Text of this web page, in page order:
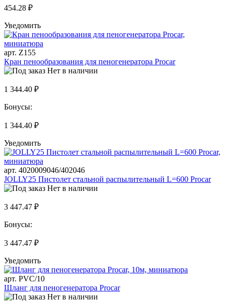
454.28 ₽
Уведомить
арт. Z155
Кран пенообразования для пеногенератора Procar
Нет в наличии
1 344.40 ₽
Бонусы:
1 344.40 ₽
Уведомить
арт. 4020009046/402046
JOLLY25 Пистолет стальной распылительный L=600 Procar
Нет в наличии
3 447.47 ₽
Бонусы:
3 447.47 ₽
Уведомить
арт. PVC/10
Шланг для пеногенератора Procar
Нет в наличии